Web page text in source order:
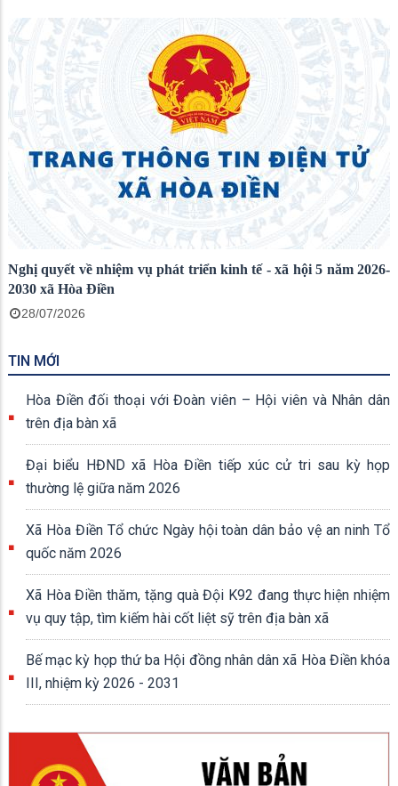
Nghị quyết về nhiệm vụ phát triển kinh tế - xã hội 5 năm 2026-
2030 xã Hòa Điền
28/07/2026
TIN MỚI
Hòa Điền đối thoại với Đoàn viên – Hội viên và Nhân dân
trên địa bàn xã
Đại biểu HĐND xã Hòa Điền tiếp xúc cử tri sau kỳ họp
thường lệ giữa năm 2026
Xã Hòa Điền Tổ chức Ngày hội toàn dân bảo vệ an ninh Tổ
quốc năm 2026
Xã Hòa Điền thăm, tặng quà Đội K92 đang thực hiện nhiệm
vụ quy tập, tìm kiếm hài cốt liệt sỹ trên địa bàn xã
Bế mạc kỳ họp thứ ba Hội đồng nhân dân xã Hòa Điền khóa
III, nhiệm kỳ 2026 - 2031